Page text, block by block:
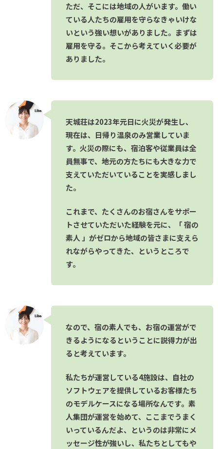
ただ、そこには地域の人がいます。働い
ている人たちの雇用を守らなきゃいけな
いという強い想いがありました。まずは
雇用を守る。そこから考えていく必要が
ありました。
天城荘は2023年元日に火災が発生し、
現在は、日帰り温泉のみ営業していま
す。火災の際にも、宿泊客や従業員は全
員無事で、地元の方たちにも大きな力で
支えていただいていることを実感しまし
た。
これまで、たくさんのお宿さんをサポー
トさせていただいた経験を元に、「 宿の
素人 」がゼロから地域の皆さまに支えら
れながらやってきた、というところで
す。
なので、宿の素人でも、お宿の運営がで
きるようになるということに説得力が出
ると考えています。
私たちが運営している4施設は、自社の
ソフトウェアを提供しているお客様たち
のモデルケースになる場所なんです。素
人集団が運営を始めて、ここまでうまく
いっているんだよ、というのは非常にメ
ッセージ性が強いし、私たちとしてもや